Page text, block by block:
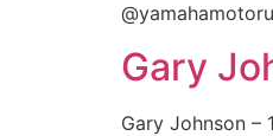
Gary
Gary Johnson –